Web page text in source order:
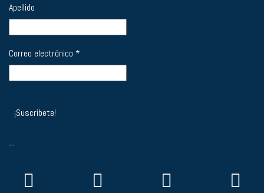
Apellido
Correo electrónico *
--